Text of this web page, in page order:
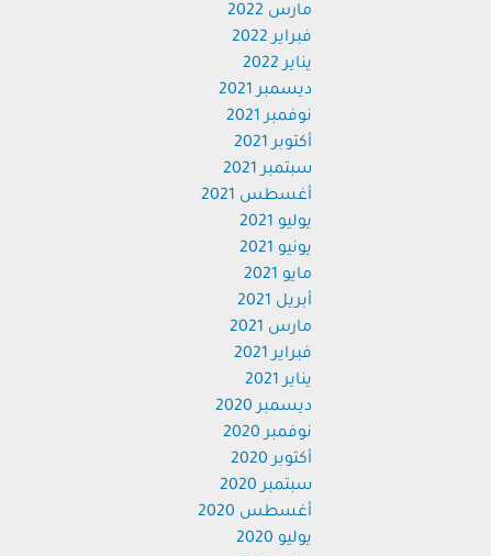
مارس 2022
فبراير 2022
يناير 2022
ديسمبر 2021
نوفمبر 2021
أكتوبر 2021
سبتمبر 2021
أغسطس 2021
يوليو 2021
يونيو 2021
مايو 2021
أبريل 2021
مارس 2021
فبراير 2021
يناير 2021
ديسمبر 2020
نوفمبر 2020
أكتوبر 2020
سبتمبر 2020
أغسطس 2020
يوليو 2020